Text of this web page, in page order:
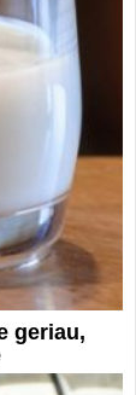
geriau,